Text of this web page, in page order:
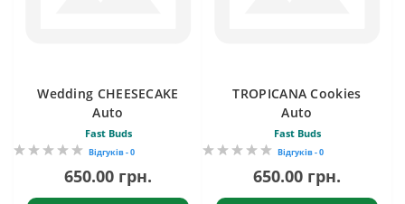
Wedding CHEESECAKE
Auto
Fast Buds
Відгуків - 0
650.00 грн.
TROPICANA Cookies
Auto
Fast Buds
Відгуків - 0
650.00 грн.